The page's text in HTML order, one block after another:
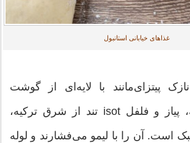
غذاهای خیابانی استانبول
پیتزای‌مانند با لایه‌ای از گوشت
چرخ‌کرده، گوجه، پیاز و فلفل isot تند از شرق ترکیه،
است. آن را با لیمو می‌فشارند و لوله